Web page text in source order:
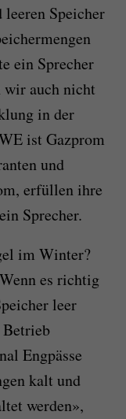
Speicher
ein Sprecher
wir auch nicht
in der
ist Gazprom
und
erfüllen ihre
Sprecher.
im Winter?
es richtig
leer
Engpässe
kalt und
werden»,